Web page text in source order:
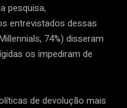
pesquisa,
entrevistados dessas
74%) disseram
os impediram de
de devolução mais